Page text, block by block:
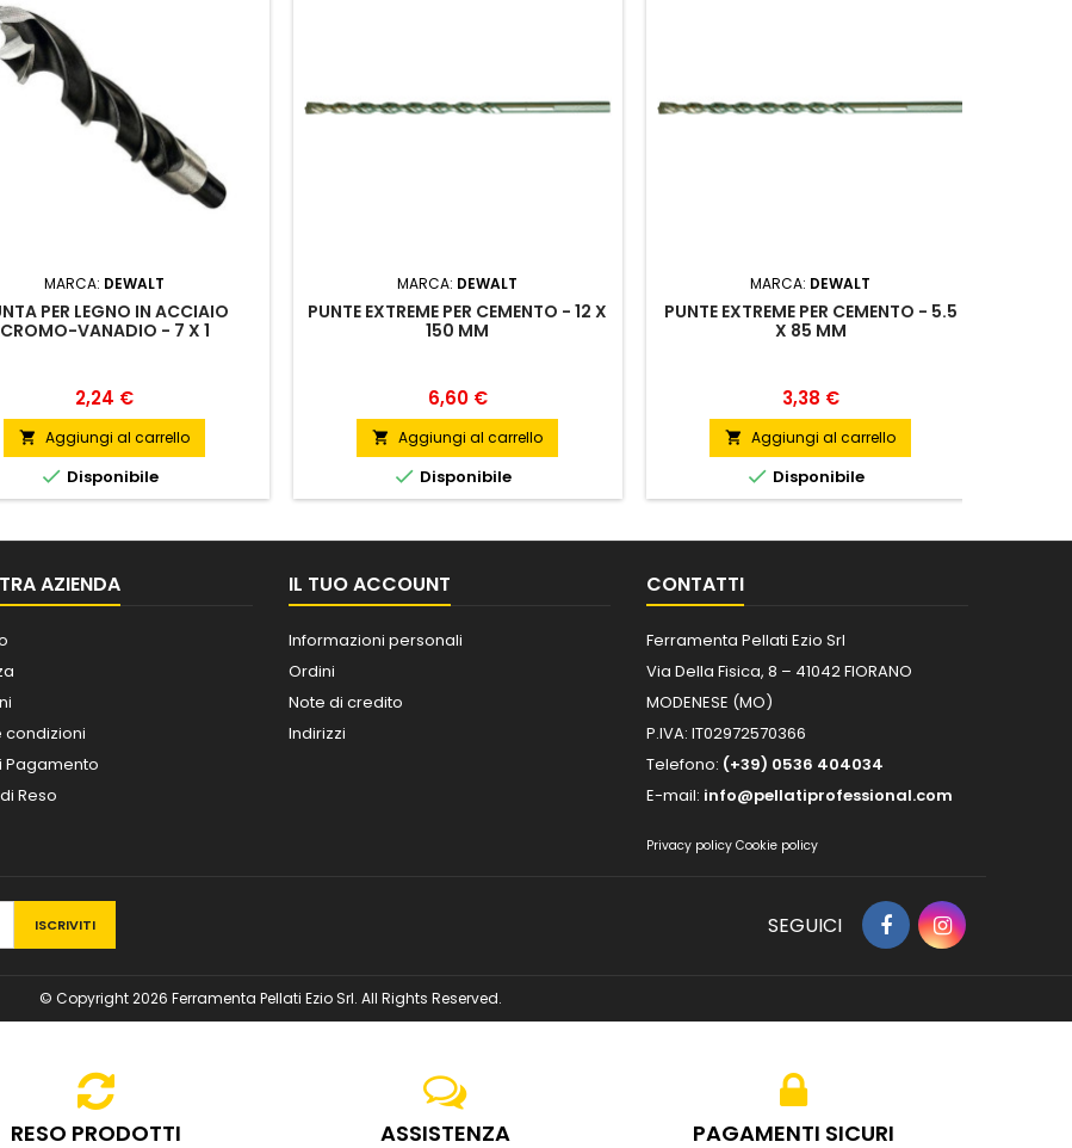
MARCA: DEWALT
PER LEGNO IN ACCIAIO
CROMO-VANADIO - 7 X 1
Prezzo
2,24 €
 Aggiungi al carrello
 Disponibile
MARCA: DEWALT
PUNTE EXTREME PER CEMENTO - 12 X
150 MM
Prezzo
6,60 €
 Aggiungi al carrello
 Disponibile
MARCA: DEWALT
PUNTE EXTREME PER CEMENTO - 5.5
X 85 MM
Prezzo
3,38 €
 Aggiungi al carrello
 Disponibile
AZIENDA
condizioni
Pagamento
Reso
IL TUO ACCOUNT
Informazioni personali
Ordini
Note di credito
Indirizzi
CONTATTI
Ferramenta Pellati Ezio Srl
Via Della Fisica, 8 – 41042 FIORANO
MODENESE (MO)
P.IVA: IT02972570366
Telefono: (+39) 0536 404034
E-mail: info@pellatiprofessional.com
Privacy policy Cookie policy
SEGUICI
© Copyright 2026 Ferramenta Pellati Ezio Srl. All Rights Reserved.
RESO PRODOTTI ASSISTENZA PAGAMENTI SICURI